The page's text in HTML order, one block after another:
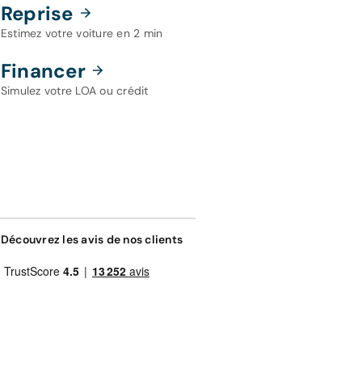
Reprise
Estimez votre voiture en 2 min
Financer
Simulez votre LOA ou crédit
Découvrez les avis de nos clients